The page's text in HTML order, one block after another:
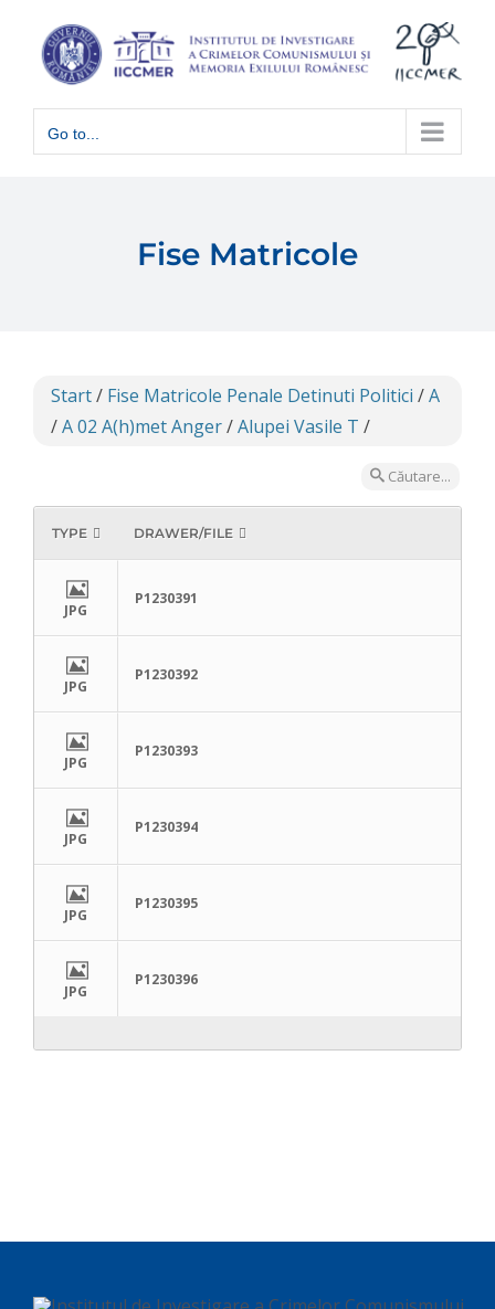
content
Go to...
Fise Matricole
Start/ Fise Matricole Penale Detinuti Politici /A
/A 02 A(h)met Anger/Alupei Vasile T /
Căutare...
TYPE DRAWER/FILE
JPG
P1230391
JPG
P1230392
JPG
P1230393
JPG
P1230394
JPG
P1230395
JPG
P1230396